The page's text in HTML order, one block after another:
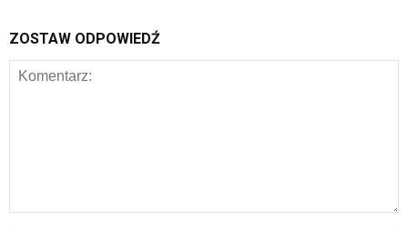
ZOSTAW ODPOWIEDŹ